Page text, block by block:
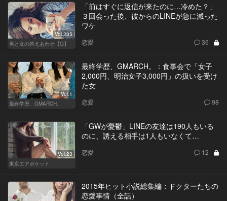
Vol.235
男と女の答えあわせ【Q】
「前はすぐに返信が来たのに…冷めた？」
３回会った後、彼からのLINEが急に減った
ワケ
恋愛 36
Vol.1
最終学歴、GMARCH。
最終学歴、GMARCH。：食事会で「女子
2,000円、明治女子3,000円」の扱いを受け
た女
恋愛 98
Vol.23
東京エアポケット
「GWが憂鬱」LINEの友達は190人もいる
のに、誘える相手は1人もいなくて…
恋愛 12
2015年ヒット小説総集編：ドクターたちの
恋愛事情（全話）